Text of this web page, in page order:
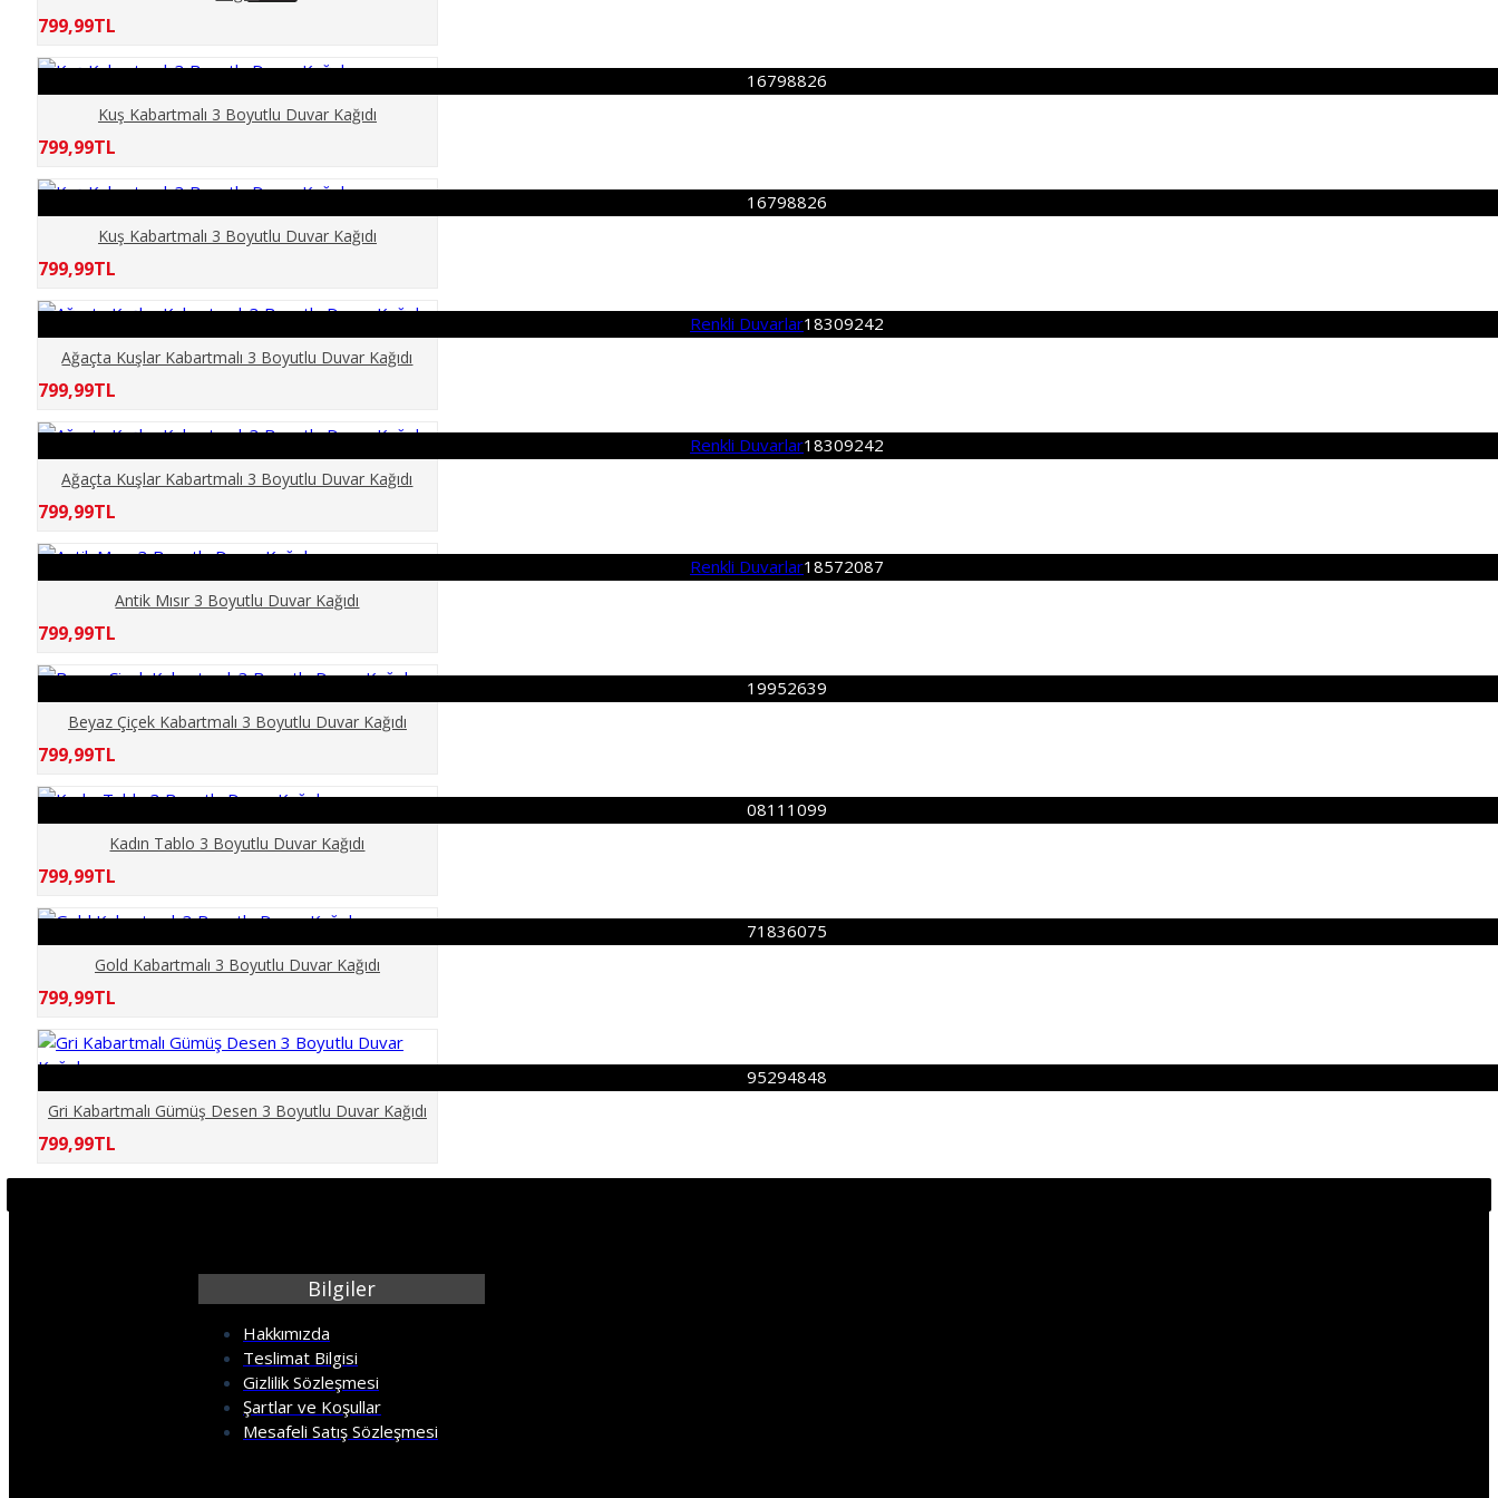
CAFE
ÇOCUKLAR
DENİZLATI AKVARYUM
DİNİ
ELİT MODERN 5D
ERKEK BERBER
GÖKYÜZÜ
GÜN BATIMI
HARİTA OFİS
HAYVANLAR
KABARTMA
KIZ ÇOCUK
KÖPRÜ
MERMER
799,99TL
16798826
Kuş Kabartmalı 3 Boyutlu Duvar Kağıdı
799,99TL
16798826
Kuş Kabartmalı 3 Boyutlu Duvar Kağıdı
799,99TL
Renkli Duvarlar18309242
Ağaçta Kuşlar Kabartmalı 3 Boyutlu Duvar Kağıdı
799,99TL
Renkli Duvarlar18309242
Ağaçta Kuşlar Kabartmalı 3 Boyutlu Duvar Kağıdı
799,99TL
Renkli Duvarlar18572087
Antik Mısır 3 Boyutlu Duvar Kağıdı
799,99TL
19952639
Beyaz Çiçek Kabartmalı 3 Boyutlu Duvar Kağıdı
799,99TL
08111099
Kadın Tablo 3 Boyutlu Duvar Kağıdı
799,99TL
71836075
Gold Kabartmalı 3 Boyutlu Duvar Kağıdı
799,99TL
95294848
Gri Kabartmalı Gümüş Desen 3 Boyutlu Duvar Kağıdı
799,99TL
Bilgiler
Hakkımızda
Teslimat Bilgisi
Gizlilik Sözleşmesi
Şartlar ve Koşullar
Mesafeli Satış Sözleşmesi